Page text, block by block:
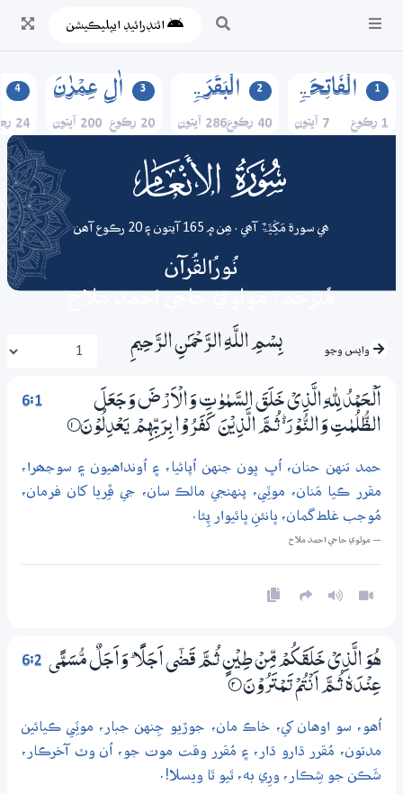
ائنڊرائيڊ ايپليڪيشن
1 الۡفَاتِحَۃِ
1 رڪوع 7 آيتون
2 الۡبَقَرَۃِ
40 رڪوع 286 آيتون
3 اٰلِ عِمۡرٰنَ
20 رڪوع 200 آيتون
4
24 رڪوع
006 surah
ھي سورة مَکِّیَّۃٌ آھي . ھِن ۾ 165 آيتون ۽ 20 رڪوع آھن
نُورُالقُرآن
مُترجم: مولوي حاجي احمد ملاح
واپس وڃو بِسْمِ اللَّـهِ الرَّحْمَـٰنِ الرَّحِيمِ
6:1
اَلْـحَمْدُ لِلّٰهِ الَّذِيْ خَلَقَ السَّمٰوٰتِ وَالْاَرْضَ وَجَعَلَ
الظُّلُمٰتِ وَالنُّوْرَ ڛ ثُـمَّ الَّذِيْنَ كَفَرُوْا بِرَبِّهِمْ يَعْدِلُوْنَ 1‏۝
حمد تنهن حنان، اُڀ ڀون جنهن اُپائيا، ۽ اُونداهيون ۽ سوجھرا،
مقرر ڪيا مَنان، موٽِي، پنهنجي مالڪ سان، جي ڦِريا کان فرمان،
مُوجب غلط گمان، ڀانئنِ ڀائيوار پِئا.
— مولوي حاجي احمد ملاح
6:2
هُوَ الَّذِيْ خَلَقَكُمْ مِّنْ طِيْنٍ ثُـمَّ قَضٰٓى اَجَلًا ۭ وَاَجَلٌ مُّسَمًّى
عِنْدَهٗ ثُـمَّ اَنْتُمْ تَـمْتَرُوْنَ 2‏۝
اُهو، سو اوهان کي، خاڪ مان، جوڙيو جِنهن جبار، موٽِي ڪيائين
مدتون، مُقرر ڌارو ڌار، ۽ مُقرر وقت موت جو، اُن وٽ آخرڪار،
شَڪن جو شِڪار، ورِي به، ٿيو ٿا ويسلا!.